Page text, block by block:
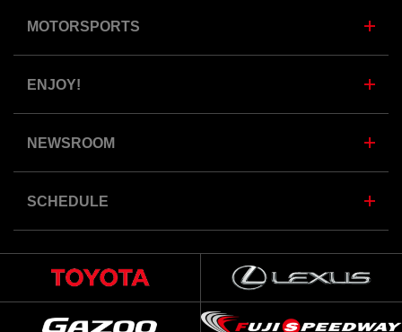
MOTORSPORTS
ENJOY!
NEWSROOM
SCHEDULE